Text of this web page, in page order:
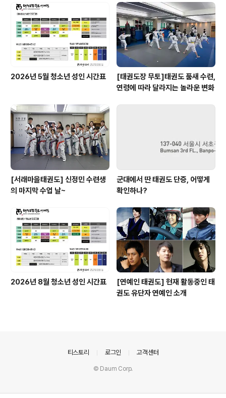
2026년 5월 청소년 성인 시간표
[태권도장 무토]태권도 품새 수련,
연령에 따라 달라지는 놀라운 변화
[서래마을태권도] 신정민 수련생
의 마지막 수업 날~
군대에서 딴 태권도 단증, 어떻게
확인하나?
2026년 8월 청소년 성인 시간표
[연예인 태권도] 현재 활동중인 태
권도 유단자 연예인 소개
티스토리 로그인 고객센터
© Daum Corp.